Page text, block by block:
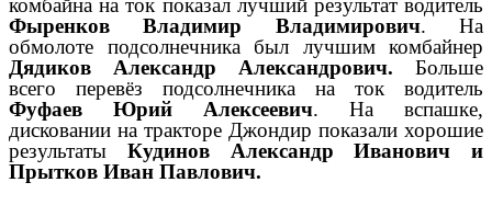
Фыренков Владимир Владимирович. На
обмолоте подсолнечника был лучшим комбайнер
Дядиков Александр Александрович. Больше
всего перевёз подсолнечника на ток водитель
Фуфаев Юрий Алексеевич. На вспашке,
дисковании на тракторе Джондир показали хорошие
результаты Кудинов Александр Иванович и
Прытков Иван Павлович.